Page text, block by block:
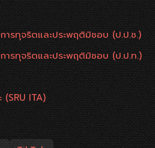
ารทุจริตและประพฤติมิชอบ (ป.ป.ช.)
ารทุจริตและประพฤติมิชอบ (ป.ป.ท.)
ITA)